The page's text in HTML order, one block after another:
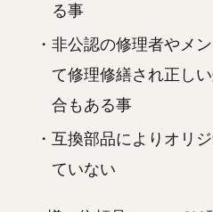
る事
・非公認の修理者やメ
て修理修繕され正し
合もある事
・互換部品によりオリ
ていない